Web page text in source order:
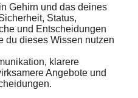
Gehirn und das deines
Status,
und Entscheidungen
du dieses Wissen nutzen
klarere
Angebote und